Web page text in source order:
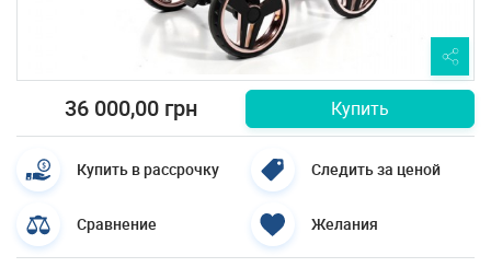
36 000,00 грн Купить
Купить в рассрочку Следить за ценой
Сравнение Желания